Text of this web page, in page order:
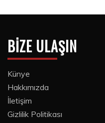
BIZE ULAŞIN
Künye
Hakkımızda
İletişim
Gizlilik Politikası